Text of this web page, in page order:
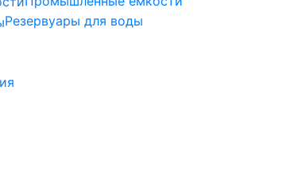
Резервуары для воды